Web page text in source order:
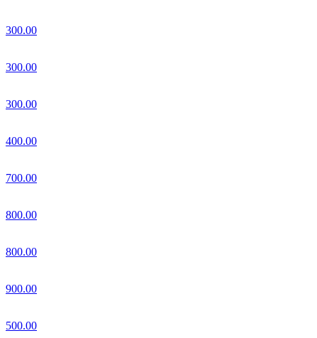
300.00
300.00
300.00
400.00
700.00
800.00
800.00
900.00
500.00